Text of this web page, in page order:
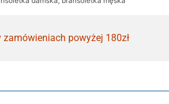
zamówieniach powyżej 180zł